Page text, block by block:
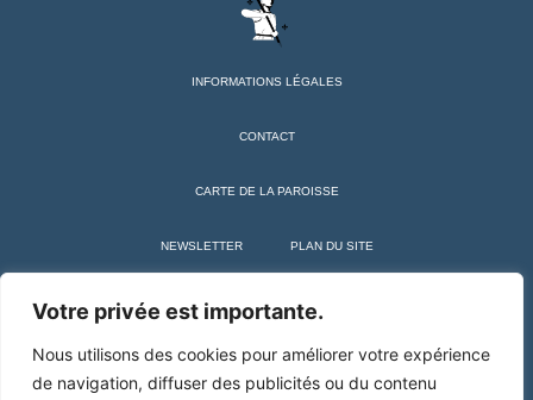
Votre privée est importante.
Nous utilisons des cookies pour améliorer votre expérience
de navigation, diffuser des publicités ou du contenu
INFORMATIONS LÉGALES
CONTACT
CARTE DE LA PAROISSE
NEWSLETTER PLAN DU SITE
+ SAINT MARTIN DE TOURS